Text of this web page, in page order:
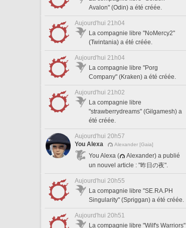
Avalon" (Odin) a été créée.
Aujourd'hui 21h04
La compagnie libre "NoMercy2"
(Twintania) a été créée.
Aujourd'hui 21h04
La compagnie libre "Porg
Company" (Kraken) a été créée.
Aujourd'hui 21h02
La compagnie libre
"strawberrydreams" (Gilgamesh) a
été créée.
Aujourd'hui 20h57
You Alexa
Alexander [Gaia]
You Alexa (
Alexander) a publié
un nouvel article : "昨日の夜".
Aujourd'hui 20h55
La compagnie libre "SE.RA.PH
Singularity" (Spriggan) a été créée.
Aujourd'hui 20h51
La compagnie libre "Wilf's Warriors"